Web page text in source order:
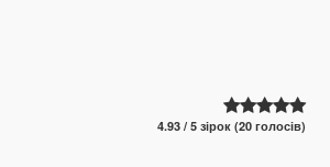
4.93 / 5 зірок (20 голосів)